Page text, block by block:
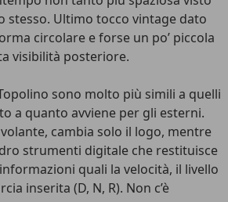
stesso. Ultimo tocco vintage dato
circolare e forse un po’ piccola
visibilità posteriore.
sono molto più simili a quelli
a quanto avviene per gli esterni.
cambia solo il logo, mentre
strumenti digitale che restituisce
quali la velocità, il livello
inserita (D, N, R). Non c’è